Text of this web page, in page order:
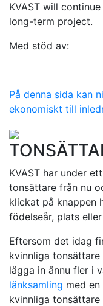
KVAST will
long-term project.
Med stöd av:
På denna sida kan
ekonomiskt till
KVAST har under
tonsättare från nu
klickat på knappen
födelseår, plats
Eftersom det idag
kvinnliga
lägga in ännu fler i
länksamling med
kvinnliga tonsättare